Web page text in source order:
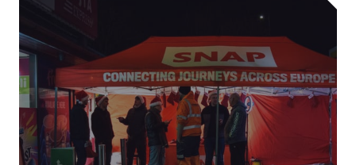
Zavázali jsme se podporovat lidi, kteří stojí za
dopravním odvětvím. Tím, že navazujeme
smysluplné rozhovory, zasazujeme se o blaho
řidičů a dáváme prostor lidem, kteří udržují toto
odvětví v chodu, pomáháme budovat silnější a
propojenější komunitu.